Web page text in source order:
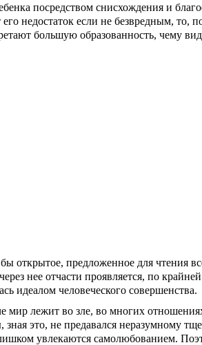
посредством снисхождения и
недостаток если не безвредным, то,
большую образованность, чему
открытое, предложенное для чтения
нее отчасти проявляется, по
идеалом человеческого совершенства.
мир лежит во зле, во многих
это, не предавался неразумному
увлекаются самолю­бованием.